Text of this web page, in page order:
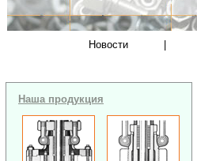
Новости
Наша продукция